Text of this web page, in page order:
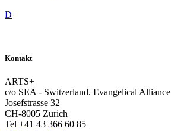
D
Kontakt
ARTS+
c/o SEA - Switzerland. Evangelical Alliance
Josefstrasse 32
CH-8005 Zurich
Tel +41 43 366 60 85